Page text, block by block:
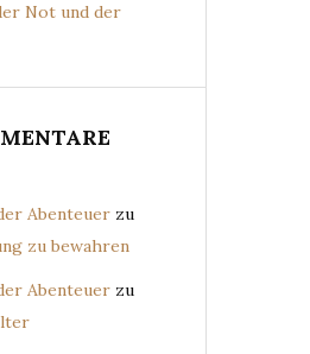
Not und der
Abenteuer zu
zu bewahren
Abenteuer zu